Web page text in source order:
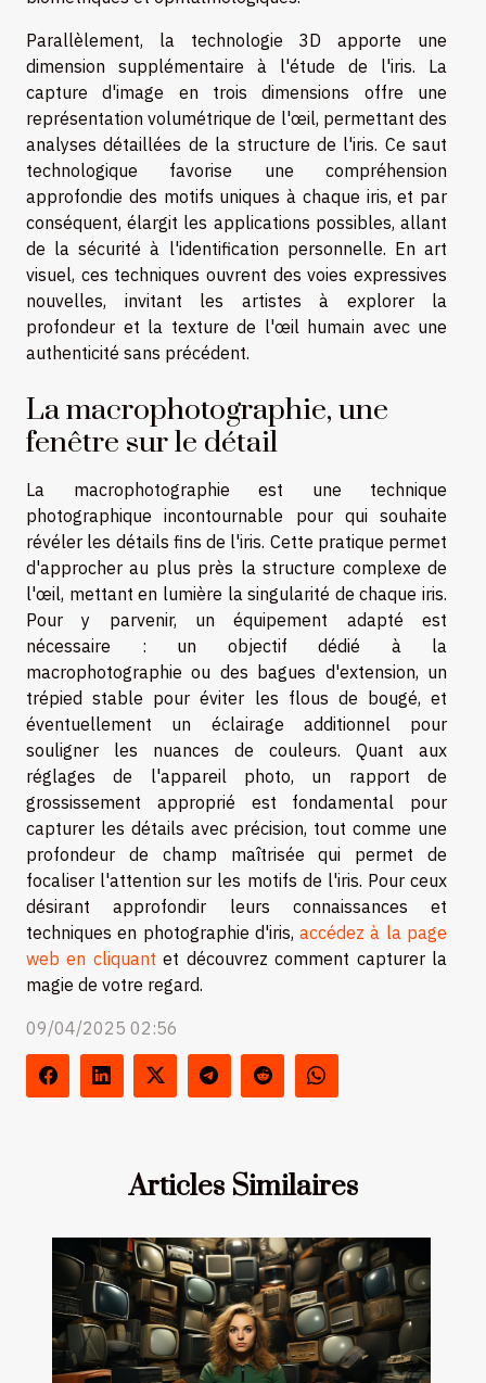
Parallèlement, la technologie 3D apporte une
dimension supplémentaire à l'étude de l'iris. La
capture d'image en trois dimensions offre une
représentation volumétrique de l'œil, permettant des
analyses détaillées de la structure de l'iris. Ce saut
technologique favorise une compréhension
approfondie des motifs uniques à chaque iris, et par
conséquent, élargit les applications possibles, allant
de la sécurité à l'identification personnelle. En art
visuel, ces techniques ouvrent des voies expressives
nouvelles, invitant les artistes à explorer la
profondeur et la texture de l'œil humain avec une
authenticité sans précédent.
La macrophotographie, une
fenêtre sur le détail
La macrophotographie est une technique
photographique incontournable pour qui souhaite
révéler les détails fins de l'iris. Cette pratique permet
d'approcher au plus près la structure complexe de
l'œil, mettant en lumière la singularité de chaque iris.
Pour y parvenir, un équipement adapté est
nécessaire : un objectif dédié à la
macrophotographie ou des bagues d'extension, un
trépied stable pour éviter les flous de bougé, et
éventuellement un éclairage additionnel pour
souligner les nuances de couleurs. Quant aux
réglages de l'appareil photo, un rapport de
grossissement approprié est fondamental pour
capturer les détails avec précision, tout comme une
profondeur de champ maîtrisée qui permet de
focaliser l'attention sur les motifs de l'iris. Pour ceux
désirant approfondir leurs connaissances et
techniques en photographie d'iris,accédez à la page
web en cliquant et découvrez comment capturer la
magie de votre regard.
09/04/2025 02:56
Articles Similaires